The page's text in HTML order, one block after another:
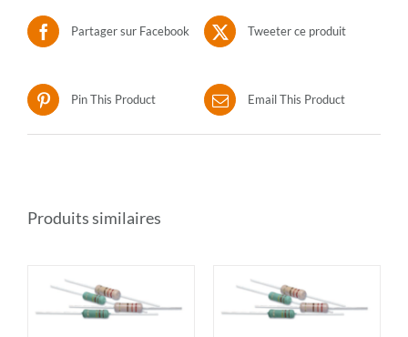
Partager sur Facebook Tweeter ce produit
Pin This Product Email This Product
Produits similaires
AJOUTER AU PANIER
/
DÉTAILS